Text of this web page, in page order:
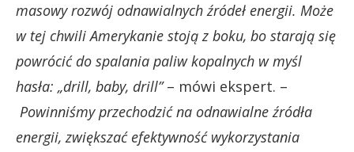
masowy rozwój odnawialnych źródeł energii. Może
w tej chwili Amerykanie stoją z boku, bo starają się
powrócić do spalania paliw kopalnych w myśl
hasła: „drill, baby, drill”– mówi ekspert. –
Powinniśmy przechodzić na odnawialne źródła
energii, zwiększać efektywność wykorzystania